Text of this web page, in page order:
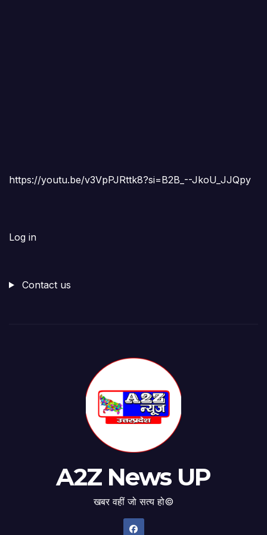
https://youtu.be/v3VpPJRttk8?si=B2B_--JkoU_JJQpy
Log in
Contact us
A2Z News UP
खबर वहीं जो सत्य हो©